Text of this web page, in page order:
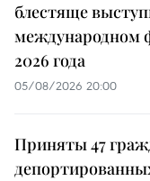
блестяще
международном
2026 года
05/08/2026 20:00
Приняты 47